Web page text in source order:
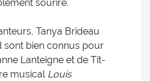
sourire.
Tanya Brideau
sont bien connus pour
Lanteigne et de Tit-
musical Louis